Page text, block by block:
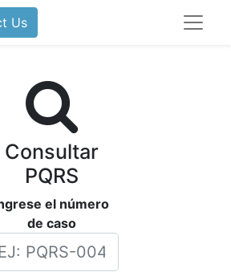
Us
Consultar
PQRS
el número
de caso